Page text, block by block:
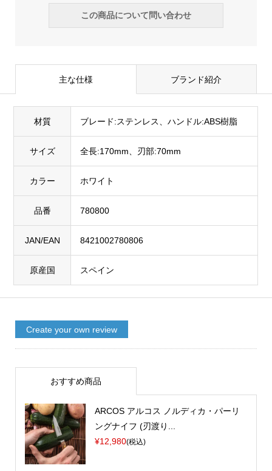
この商品について問い合わせ
主な仕様 ブランド紹介
材質 ブレード:ステンレス、ハンドル:ABS樹脂
サイズ 全長:170mm、刃部:70mm
カラー ホワイト
品番 780800
JAN/EAN 8421002780806
原産国 スペイン
Create your own review
おすすめ商品
ARCOS アルコス ノルディカ・パーリ
ングナイフ (刃渡り...
¥12,980(税込)